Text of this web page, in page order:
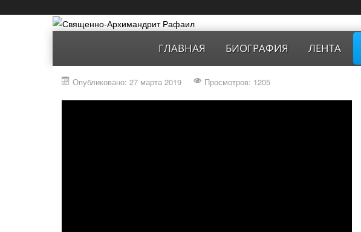
ГЛАВНАЯ БИОГРАФИЯ ЛЕНТА
Опубликовано: 27 марта 2019 Просмотров: 1205